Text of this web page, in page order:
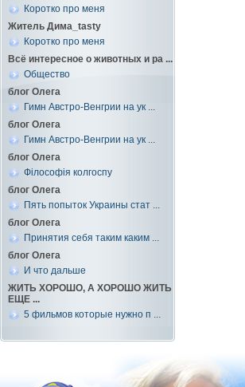
Коротко про меня
Житель Дима_tasty
Коротко про меня
Всё интересное о животных и ра ...
Общество
блог Олега
Гимн Австро-Венгрии на ук ...
блог Олега
Гимн Австро-Венгрии на ук ...
блог Олега
Філософія колгоспу
блог Олега
Пять попыток Украины стат ...
блог Олега
Принятия себя таким каким ...
блог Олега
И что дальше
ЖИТЬ ХОРОШО, А ХОРОШО ЖИТЬ
ЕЩЕ ...
5 фильмов которые нужно п ...